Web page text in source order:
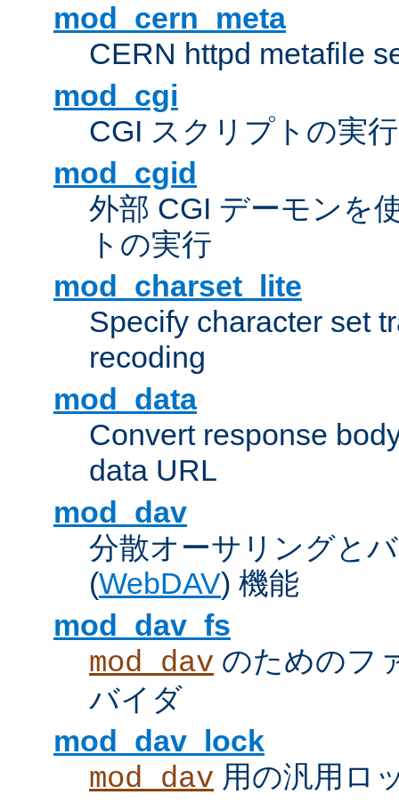
mod_cern_meta
CERN httpd metafile
mod_cgi
CGI スクリプトの実行
mod_cgid
外部 CGI デーモンを
トの実行
mod_charset_lite
Specify character set
recoding
mod_data
Convert response
data URL
mod_dav
分散オーサリングと
(WebDAV) 機能
mod_dav_fs
mod_dav のためのフ
バイダ
mod_dav_lock
mod_dav 用の汎用ロ